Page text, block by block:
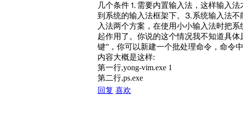
几个条件⒈需要内置输入法，这样输入
到系统的输入法框架下。⒊系统输入法不
入法两个方案，在使用小小输入法时把
起作用了。你说的这个情况我不知道具
键”，你可以新建一个批处理命令，命令
内容大概是这样:
第一行,yong-vim.exe 1
第二行,ps.exe
回复 喜欢